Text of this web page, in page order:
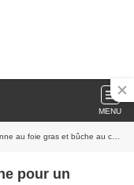
MENU
foie gras et bûche au café (2)
pour un